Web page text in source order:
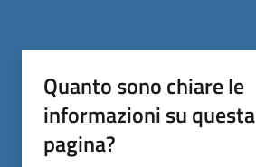
Quanto sono chiare le
informazioni su questa
pagina?